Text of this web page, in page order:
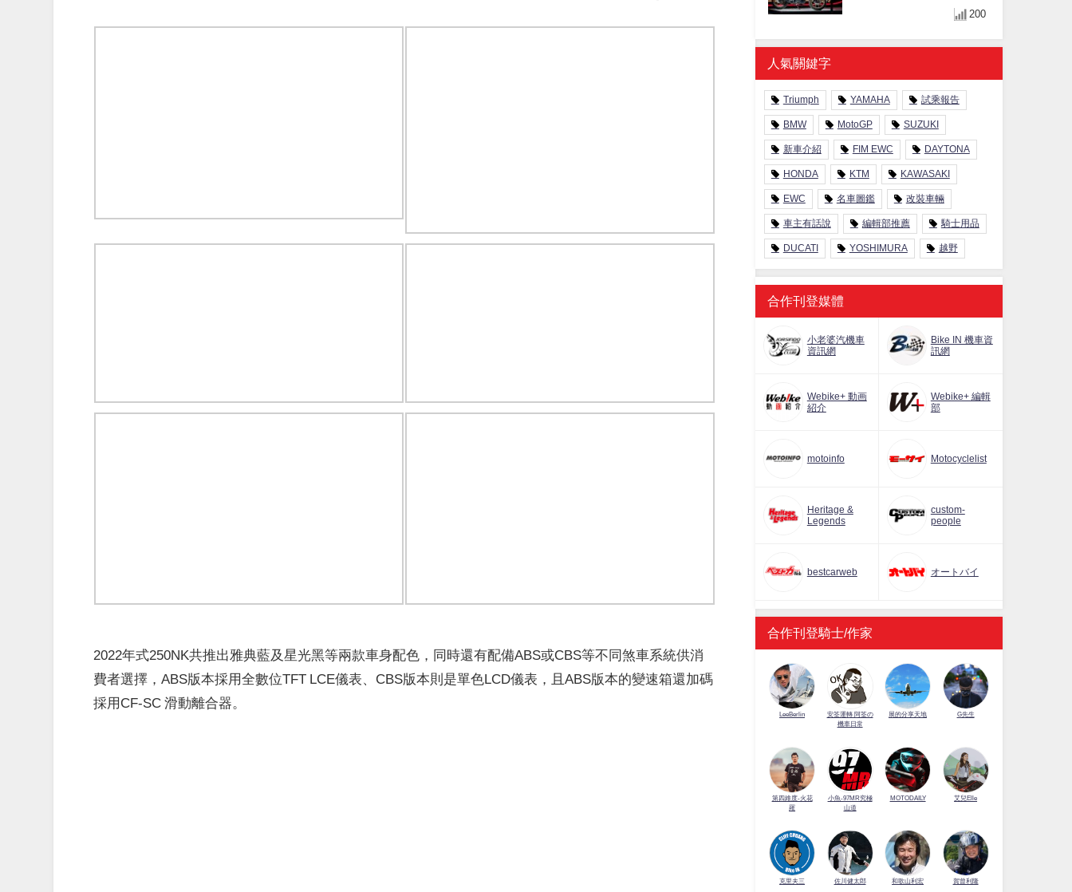
2022年式250NK共推出雅典藍及星光黑等兩款車身配色，同時還有配備ABS或CBS等不同煞車系統供消
費者選擇，ABS版本採用全數位TFT LCE儀表、CBS版本則是單色LCD儀表，且ABS版本的變速箱還加碼
採用CF-SC 滑動離合器。
展亮相，70 週年紀念版
YZF-R 系列限量追加販售
200
人氣關鍵字
Triumph YAMAHA 試乘報告
BMW MotoGP SUZUKI
新車介紹 FIM EWC DAYTONA
HONDA KTM KAWASAKI
EWC 名車圖鑑 改裝車輛
車主有話說 編輯部推薦 騎士用品
DUCATI YOSHIMURA 越野
合作刊登媒體
小老婆汽機車
資訊網
Bike IN 機車資
訊網
Webike+ 動画
紹介
Webike+ 編輯
部
motoinfo Motocyclelist
Heritage &
Legends
custom-
people
bestcarweb オートバイ
合作刊登騎士/作家
LeeBerlin
安筌運轉 阿筌の
機車日常
展的分享天地 G先生
第四維度-火花
羅
小魚-97MR究極
山道
MOTODAILY 艾兒Elle
克里夫三 佐川健太郎 和歌山利宏 賀曾利隆